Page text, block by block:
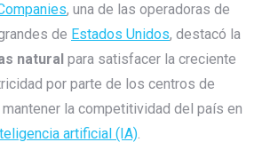
, una de las operadoras de
de Estados Unidos, destacó la
natural para satisfacer la creciente
por parte de los centros de
la competitividad del país en
artificial (IA).